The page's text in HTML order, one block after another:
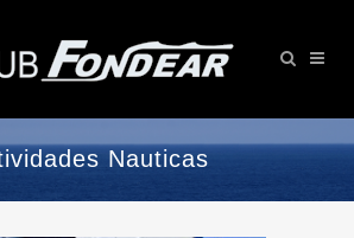
Nauticas